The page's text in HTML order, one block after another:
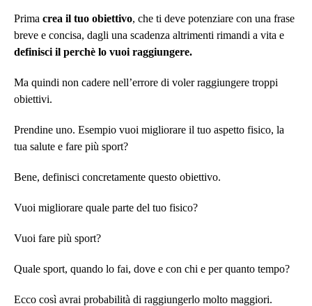
Prima crea il tuo obiettivo, che ti deve potenziare con una frase
breve e concisa, dagli una scadenza altrimenti rimandi a vita e
definisci il perchè lo vuoi raggiungere.
Ma quindi non cadere nell’errore di voler raggiungere troppi
obiettivi.
Prendine uno. Esempio vuoi migliorare il tuo aspetto fisico, la
tua salute e fare più sport?
Bene, definisci concretamente questo obiettivo.
Vuoi migliorare quale parte del tuo fisico?
Vuoi fare più sport?
Quale sport, quando lo fai, dove e con chi e per quanto tempo?
Ecco così avrai probabilità di raggiungerlo molto maggiori.